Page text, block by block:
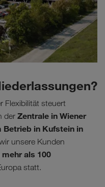
Flexibilität steuert
der Zentrale in Wiener
Betrieb in Kufstein in
unsere Kunden
mehr als 100
statt.